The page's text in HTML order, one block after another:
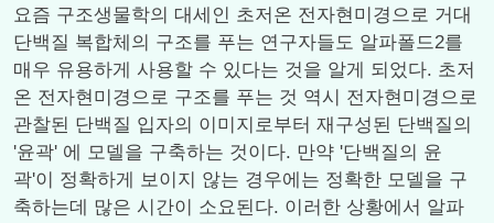
요즘 구조생물학의 대세인 초저온 전자현미경으로 거대
단백질 복합체의 구조를 푸는 연구자들도 알파폴드2를
매우 유용하게 사용할 수 있다는 것을 알게 되었다. 초저
온 전자현미경으로 구조를 푸는 것 역시 전자현미경으로
관찰된 단백질 입자의 이미지로부터 재구성된 단백질의
'윤곽' 에 모델을 구축하는 것이다. 만약 '단백질의 윤
곽'이 정확하게 보이지 않는 경우에는 정확한 모델을 구
축하는데 많은 시간이 소요된다. 이러한 상황에서 알파